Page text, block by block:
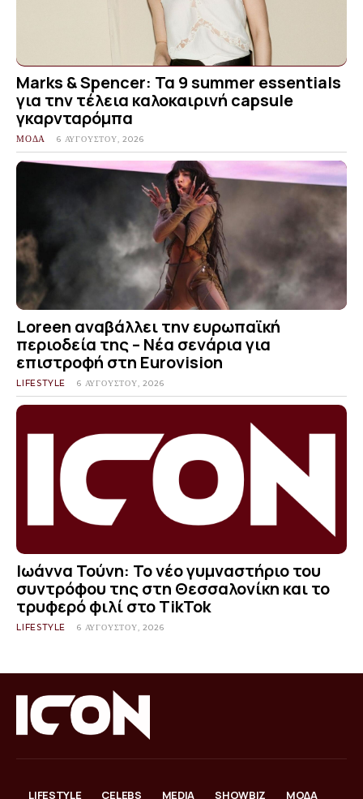
Marks & Spencer: Τα 9 summer essentials
για την τέλεια καλοκαιρινή capsule
γκαρνταρόμπα
ΜΟΔΑ 6 ΑΥΓΟΎΣΤΟΥ, 2026
Loreen αναβάλλει την ευρωπαϊκή
περιοδεία της – Νέα σενάρια για
επιστροφή στη Eurovision
LIFESTYLE 6 ΑΥΓΟΎΣΤΟΥ, 2026
Ιωάννα Τούνη: Το νέο γυμναστήριο του
συντρόφου της στη Θεσσαλονίκη και το
τρυφερό φιλί στο TikTok
LIFESTYLE 6 ΑΥΓΟΎΣΤΟΥ, 2026
LIFESTYLE CELEBS MEDIA SHOWBIZ ΜΟΔΑ